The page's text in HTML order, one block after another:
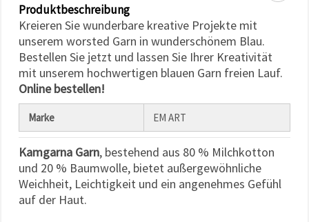
Datenschutzerklärung
Cookie-
Richtlinie
Alle
akzeptieren
Cookie-
Einstellungen
Produktbeschreibung
Kreieren Sie wunderbare kreative Projekte mit
unserem worsted Garn in wunderschönem Blau.
Bestellen Sie jetzt und lassen Sie Ihrer Kreativität
mit unserem hochwertigen blauen Garn freien Lauf.
Online bestellen!
Marke EM ART
Kamgarna Garn, bestehend aus 80 % Milchkotton
und 20 % Baumwolle, bietet außergewöhnliche
Weichheit, Leichtigkeit und ein angenehmes Gefühl
auf der Haut.